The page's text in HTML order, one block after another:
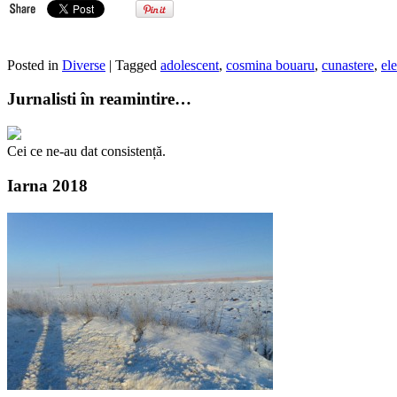
Posted in Diverse | Tagged adolescent, cosmina bouaru, cunastere,
Jurnalisti în reamintire…
Cei ce ne-au dat consistență.
Iarna 2018